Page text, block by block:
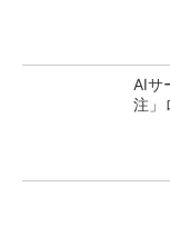
AIサ
注」